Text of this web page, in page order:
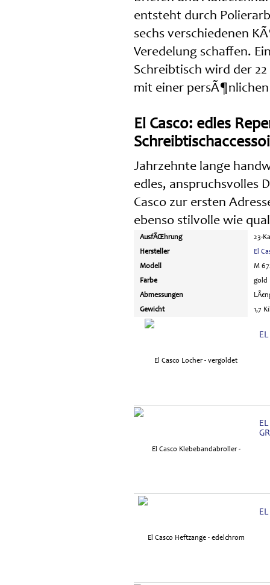
entsteht durch
sechs verschiedenen
Veredelung schaffen.
Schreibtisch wird der
mit einer
El Casco: edles
Jahrzehnte lange
edles, anspruchsvolles
Casco zur ersten
ebenso stilvolle wie
AusfÃŒhrung
23-
Hersteller
El
Modell
M
Farbe
gold
Abmessungen
Gewicht
1,7